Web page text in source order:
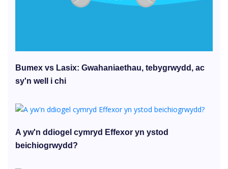
Bumex vs Lasix: Gwahaniaethau, tebygrwydd, ac
sy'n well i chi
A yw'n ddiogel cymryd Effexor yn ystod
beichiogrwydd?